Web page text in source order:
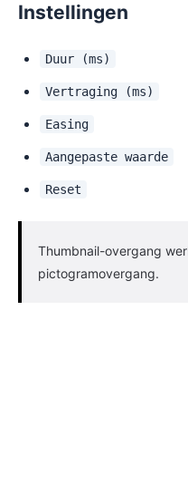
Instellingen
Duur (ms)
Vertraging (ms)
Easing
Aangepaste waarde
Reset
Thumbnail-overgang
pictogramovergang.